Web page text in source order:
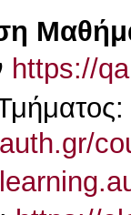
https://